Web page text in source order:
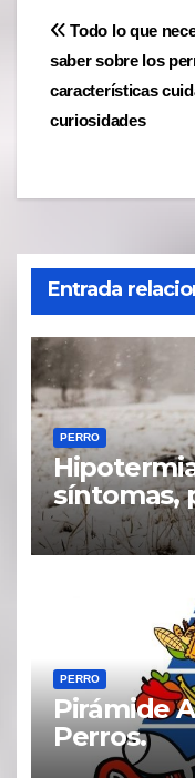
de
entradas
Todo lo que
saber sobre los
características
curiosidades
Entrada
PERRO
síntomas,
PERRO
Pirámide
Perros.